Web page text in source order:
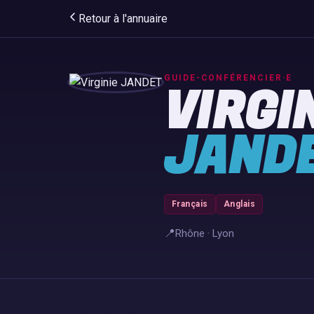
Retour à l'annuaire
GUIDE-CONFÉRENCIER·E
Français Anglais
📍Rhône · Lyon